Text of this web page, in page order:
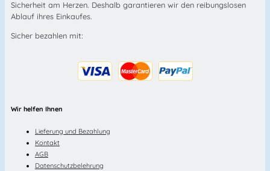
Sicherheit am Herzen. Deshalb garantieren wir den reibungslosen
Ablauf ihres Einkaufes.
Sicher bezahlen mit:
Wir helfen Ihnen
Lieferung und Bezahlung
Kontakt
AGB
Datenschutzbelehrung